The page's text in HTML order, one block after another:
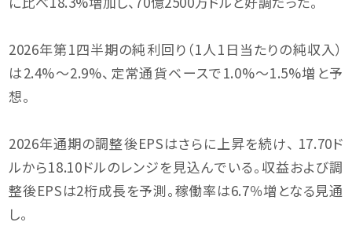
2026年第1四半期の純利回り（1人1日当たりの純収入）
は2.4%〜2.9%、定常通貨ベースで1.0%〜1.5%増と予
想。
2026年通期の調整後EPSはさらに上昇を続け、 17.70ド
ルから18.10ドルのレンジを見込んでいる。収益および調
整後EPSは2桁成長を予測。稼働率は6.7％増となる見通
し。